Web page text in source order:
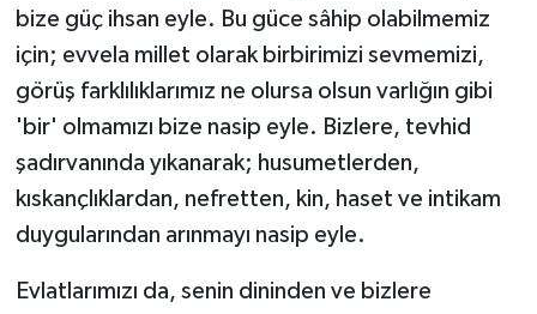
bize güç ihsan eyle. Bu güce sâhip olabilmemiz
için; evvela millet olarak birbirimizi sevmemizi,
görüş farklılıklarımız ne olursa olsun varlığın gibi
'bir' olmamızı bize nasip eyle. Bizlere, tevhid
şadırvanında yıkanarak; husumetlerden,
kıskançlıklardan, nefretten, kin, haset ve intikam
duygularından arınmayı nasip eyle.
Evlatlarımızı da, senin dininden ve bizlere